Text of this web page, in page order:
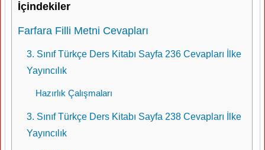
İçindekiler
Farfara Filli Metni Cevapları
3. Sınıf Türkçe Ders Kitabı Sayfa 236 Cevapları İlke
Yayıncılık
Hazırlık Çalışmaları
3. Sınıf Türkçe Ders Kitabı Sayfa 238 Cevapları İlke
Yayıncılık